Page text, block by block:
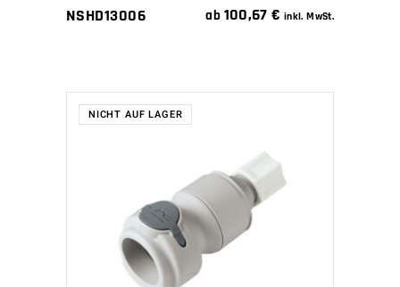
NSHD13006 ab 100,67€ inkl. MwSt.
NICHT AUF LAGER
WEITERLESEN